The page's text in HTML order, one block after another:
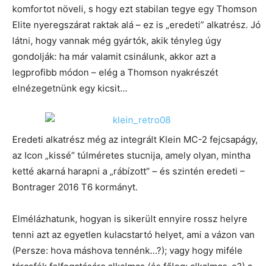
komfortot növeli, s hogy ezt stabilan tegye egy Thomson
Elite nyeregszárat raktak alá – ez is „eredeti” alkatrész. Jó
látni, hogy vannak még gyártók, akik tényleg úgy
gondolják: ha már valamit csinálunk, akkor azt a
legprofibb módon – elég a Thomson nyakrészét
elnézegetnünk egy kicsit…
Eredeti alkatrész még az integrált Klein MC-2 fejcsapágy,
az Icon „kissé” túlméretes stucnija, amely olyan, mintha
ketté akarná harapni a „rábízott” – és szintén eredeti –
Bontrager 2016 T6 kormányt.
Elmélázhatunk, hogyan is sikerült ennyire rossz helyre
tenni azt az egyetlen kulacstartó helyet, ami a vázon van
(Persze: hova máshova tennénk…?); vagy hogy miféle